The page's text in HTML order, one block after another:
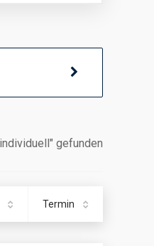
gefunden
Termin